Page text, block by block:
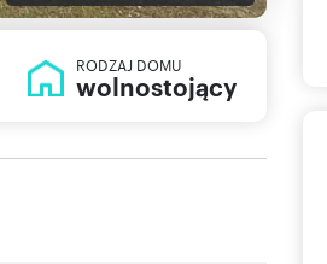
RODZAJ DOMU
wolnostojący